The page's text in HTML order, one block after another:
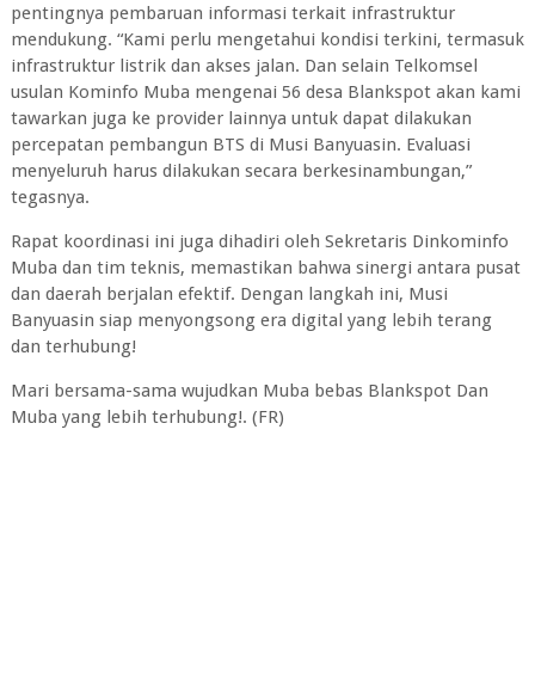
pentingnya pembaruan informasi terkait infrastruktur
mendukung. “Kami perlu mengetahui kondisi terkini, termasuk
infrastruktur listrik dan akses jalan. Dan selain Telkomsel
usulan Kominfo Muba mengenai 56 desa Blankspot akan kami
tawarkan juga ke provider lainnya untuk dapat dilakukan
percepatan pembangun BTS di Musi Banyuasin. Evaluasi
menyeluruh harus dilakukan secara berkesinambungan,”
tegasnya.
Rapat koordinasi ini juga dihadiri oleh Sekretaris Dinkominfo
Muba dan tim teknis, memastikan bahwa sinergi antara pusat
dan daerah berjalan efektif. Dengan langkah ini, Musi
Banyuasin siap menyongsong era digital yang lebih terang
dan terhubung!
Mari bersama-sama wujudkan Muba bebas Blankspot Dan
Muba yang lebih terhubung!. (FR)